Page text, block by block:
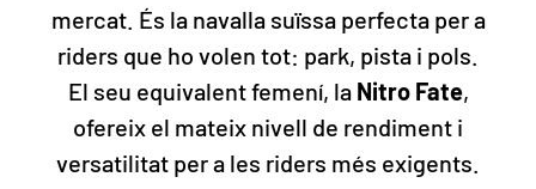
mercat. És la navalla suïssa perfecta per a
riders que ho volen tot: park, pista i pols.
El seu equivalent femení, la Nitro Fate,
ofereix el mateix nivell de rendiment i
versatilitat per a les riders més exigents.